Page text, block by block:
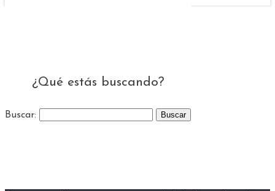
¿Qué estás buscando?
Buscar: